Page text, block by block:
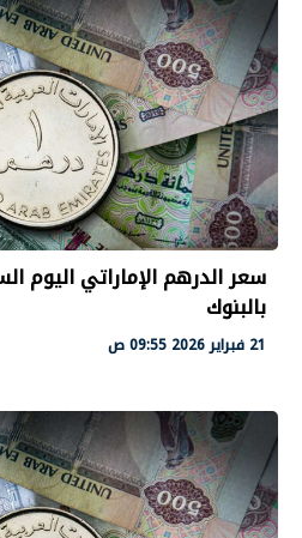
سعر الدرهم الإماراتي اليوم
بالبنوك
21 فبراير 2026 09:55 ص